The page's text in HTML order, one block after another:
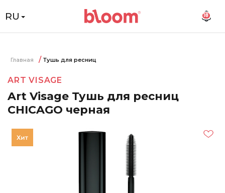
RU 18
Главная Тушь для ресниц
ART VISAGE
Art Visage Тушь для ресниц
CHICAGO черная